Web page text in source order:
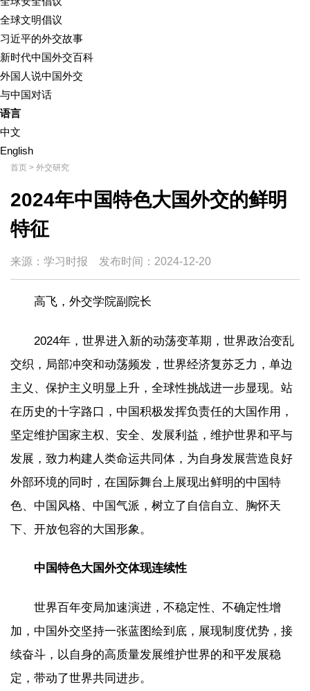
全球文明倡议
习近平的外交故事
新时代中国外交百科
外国人说中国外交
与中国对话
语言
中文
English
首页 > 外交研究
2024年中国特色大国外交的鲜明
特征
来源：学习时报 发布时间： 2024-12-20
高飞， 外交学院副院长
2024年，世界进入新的动荡变革期，世界政治变乱
交织，局部冲突和动荡频发，世界经济复苏乏力，单边
主义、保护主义明显上升，全球性挑战进一步显现。站
在历史的十字路口，中国积极发挥负责任的大国作用，
坚定维护国家主权、安全、发展利益，维护世界和平与
发展，致力构建人类命运共同体，为自身发展营造良好
外部环境的同时，在国际舞台上展现出鲜明的中国特
色、中国风格、中国气派，树立了自信自立、胸怀天
下、开放包容的大国形象。
中国特色大国外交体现连续性
世界百年变局加速演进，不稳定性、不确定性增
加，中国外交坚持一张蓝图绘到底，展现制度优势，接
续奋斗，以自身的高质量发展维护世界的和平发展稳
定，带动了世界共同进步。